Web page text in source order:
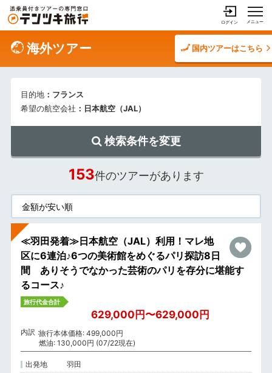
ログイン メニュー
海外ツアー 国内ツアーはこちら
目的地 ：フランス
希望の航空会社 ：日本航空（JAL）
検索条件を変更
153件のツアーがあります
≪羽田発着≫日本航空（JAL）利用！マレ地
区に6連泊♪6つの美術館をめぐるパリ探訪8日
間 ありそうでなかった芸術のパリを存分に堪能す
るコース♪
旅行代金合計
629,000円〜629,000円
内訳 旅行本体価格: 499,000円
燃油: 130,000円 (07/22現在)
出発地
羽田